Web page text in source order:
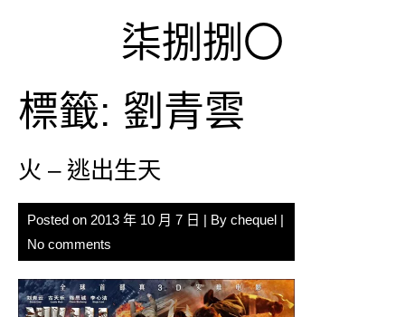
柒捌捌〇
標籤: 劉青雲
火 – 逃出生天
Posted on 2013 年 10 月 7 日 | By chequel |
No comments